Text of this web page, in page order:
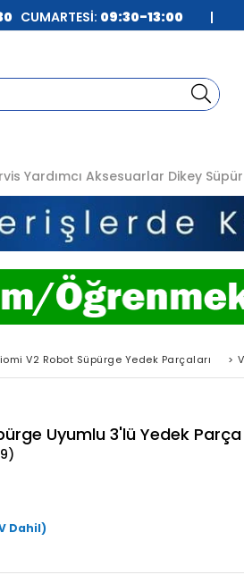
CUMARTESİ: 09:30-13:00 |
Yardımcı Aksesuarlar Dikey
V2 Robot Süpürge Yedek Parçaları >
Uyumlu 3'lü Yedek
Dahil)